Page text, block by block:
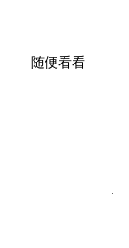
随便看看